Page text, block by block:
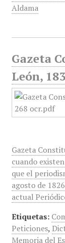
Aldama
Gazeta
León,
Gazeta
cuando
que el
agosto de
actual
Etiquetas:
Peticiones,
Memoria del